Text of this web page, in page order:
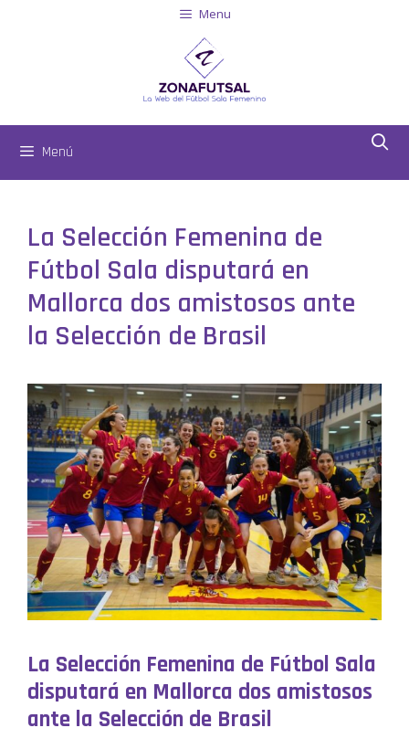
Menu
Menú
La Selección Femenina de
Fútbol Sala disputará en
Mallorca dos amistosos ante
la Selección de Brasil
La Selección Femenina de Fútbol Sala
disputará en Mallorca dos amistosos
ante la Selección de Brasil